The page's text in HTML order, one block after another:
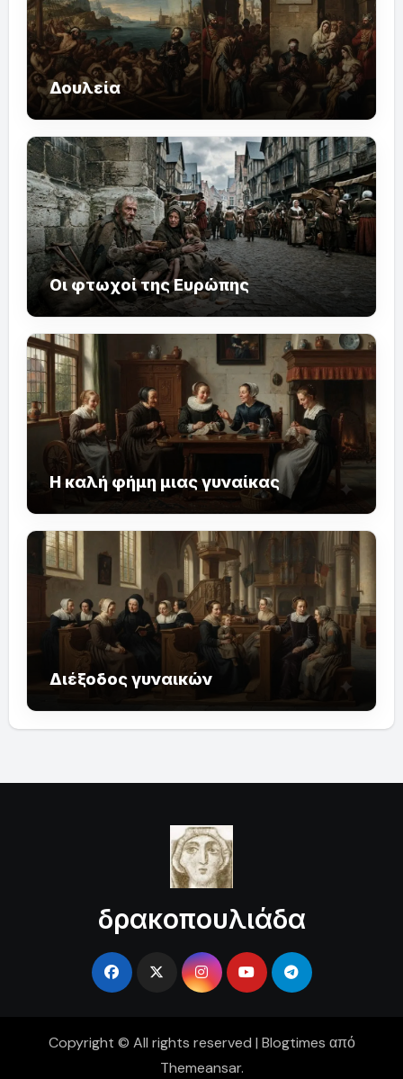
Δουλεία
Οι φτωχοί της Ευρώπης
Η καλή φήμη μιας γυναίκας
Διέξοδος γυναικών
δρακοπουλιάδα
Copyright © All rights reserved | Blogtimes από
Themeansar.